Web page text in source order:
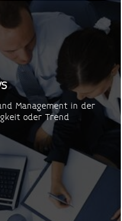
Management in der
oder Trend